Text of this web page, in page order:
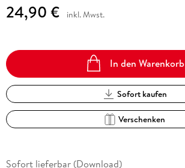
24,90 € inkl. Mwst.
In den Warenkorb
Sofort kaufen
Verschenken
Sofort lieferbar (Download)